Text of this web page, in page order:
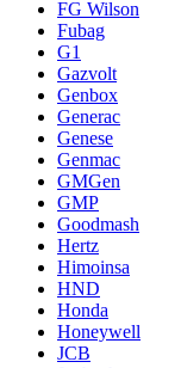
FG Wilson
Fubag
G1
Gazvolt
Genbox
Generac
Genese
Genmac
GMGen
GMP
Goodmash
Hertz
Himoinsa
HND
Honda
Honeywell
JCB